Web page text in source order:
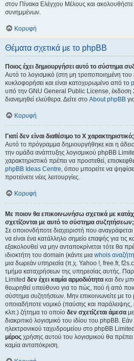
στον Πίνακα Ελέγχου Μέλους και
συνημμένων.
Κορυφή
Θέματα σχετικά με το phpBB
Ποιος έχει δημιουργήσει αυτό το σύστημα
Αυτό το λογισμικό (στη μη τροποποιημένη του
κυκλοφορήσει και είναι κατοχυρωμένο από το
υπό την GNU General Public License, έκδοση
διανεμηθεί ελεύθερα. Δείτε στο About phpBB
Κορυφή
Γιατί δεν είναι διαθέσιμο το Χ χαρακτηριστικό;
Αυτό το πρόγραμμα δημιουργήθηκε και η
την ομάδα ανάπτυξης λογισμικού phpBB
χαρακτηριστικό πρέπει να προστεθεί,
phpBB Ideas Centre, όπου μπορείτε να
προτείνετε νέες λειτουργίες.
Κορυφή
Με ποιον θα επικοινωνήσω σχετικά με
σχετίζονται με αυτό το σύστημα συζητήσεων;
Σε οποιονδήποτε διαχειριστή που
να είναι ένα κατάλληλο σημείο επαφής για τις
εξακολουθεί να μην ανταποκρίνεται τότε θα
ιδιοκτήτη του domain (κάντε μια whois
μια δωρεάν υπηρεσία (π.χ. Yahoo !, free.fr,
τμήμα καταχρήσεων της υπηρεσίας αυτής.
Limited δεν έχει καμία αρμοδιότητα και δεν
θεωρηθεί υπεύθυνο για το πώς, πού ή από
σύστημα συζητήσεων. Μην επικοινωνείτε με
οποιαδήποτε νομικό (παύσης και παράλειψης,
κλπ.) ζήτημα το οποίο δεν σχετίζεται άμεσα
διακριτικό λογισμικό του ιδίου του phpBB.
ηλεκτρονικού ταχυδρομείου στο phpBB
μέρος χρήσης αυτού του λογισμικού θα πρέπει
καμία ανταπόκριση.